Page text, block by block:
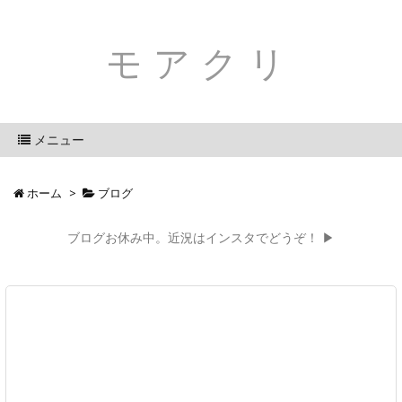
モアクリ
メニュー
ホーム > ブログ
ブログお休み中。近況はインスタでどうぞ！ ▶